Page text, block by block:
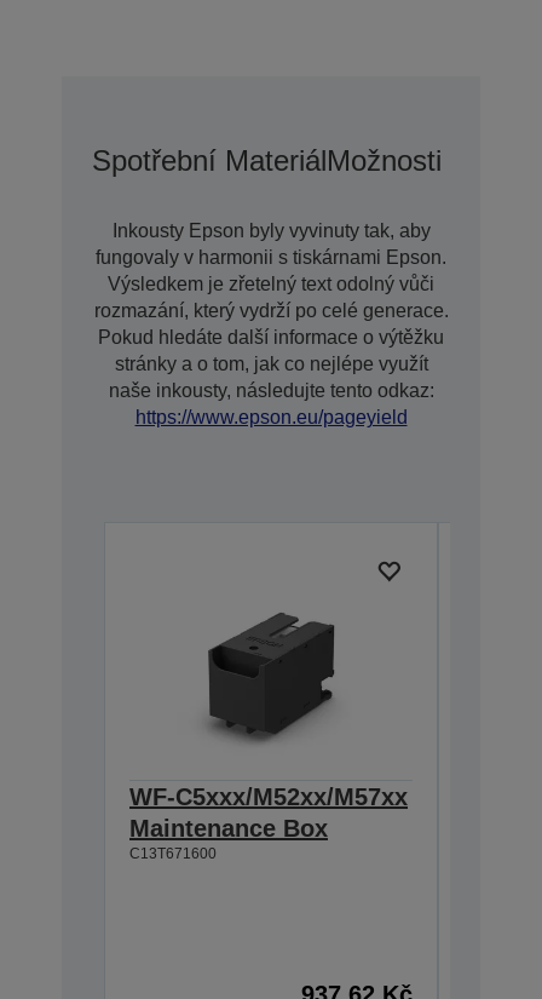
Spotřební MateriálMožnosti
Inkousty Epson byly vyvinuty tak, aby
fungovaly v harmonii s tiskárnami Epson.
Výsledkem je zřetelný text odolný vůči
rozmazání, který vydrží po celé generace.
Pokud hledáte další informace o výtěžku
stránky a o tom, jak co nejlépe využít
naše inkousty, následujte tento odkaz:
https://www.epson.eu/pageyield
WF-C5xxx/M52xx/M57xx
Maintenance Box
C13T671600